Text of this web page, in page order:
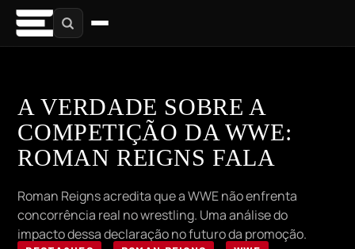
A VERDADE SOBRE A
COMPETIÇÃO DA WWE:
ROMAN REIGNS FALA
Roman Reigns acredita que a WWE não enfrenta
concorrência real no wrestling. Uma análise do
impacto dessa declaração no futuro da promoção.